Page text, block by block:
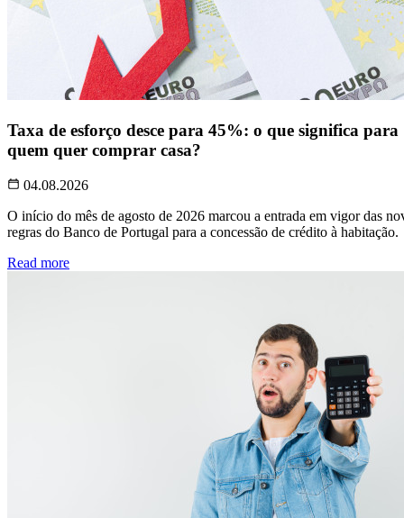
Taxa de esforço desce para 45%: o que significa para
quem quer comprar casa?
04.08.2026
O início do mês de agosto de 2026 marcou a entrada em vigor das
regras do Banco de Portugal para a concessão de crédito à habitação.
Read more